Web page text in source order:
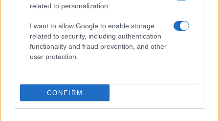
related to personalization.
I want to allow Google to enable storage
related to security, including authentication
functionality and fraud prevention, and other
user protection.
CONFIRM